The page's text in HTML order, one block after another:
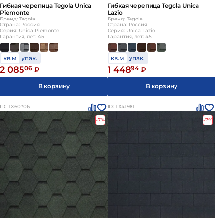
Гибкая черепица Tegola Unica
Piemonte
Бренд: Tegola
Страна: Россия
Серия: Unica Piemonte
Гарантия, лет: 45
кв.м упак.
2 08506 ₽
В корзину
Гибкая черепица Tegola Unica
Lazio
Бренд: Tegola
Страна: Россия
Серия: Unica Lazio
Гарантия, лет: 45
кв.м упак.
1 44894 ₽
В корзину
ID: ТХ60706
-7%
ID: ТХ41981
-7%